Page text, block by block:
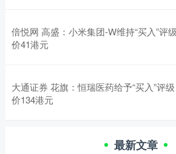
倍悦网 高盛：小米集团-W维持“买入”评
价41港元
大通证券 花旗：恒瑞医药给予“买入”评
价134港元
最新文章